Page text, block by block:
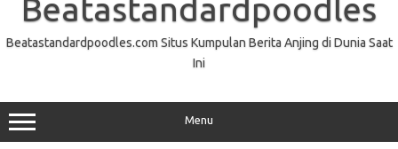
Beatastandardpoodles
Beatastandardpoodles.com Situs Kumpulan Berita Anjing di Dunia Saat
Ini
Menu